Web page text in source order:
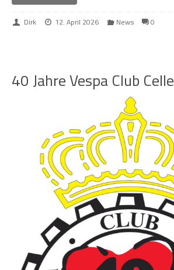
Dirk 12. April 2026 News 0
40 Jahre Vespa Club Celle